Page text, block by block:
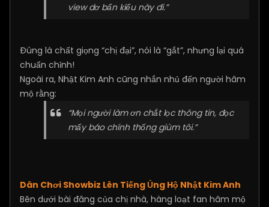
view dơ bẩn kiểu này đi.”
Đúng là chất giọng “chị đại”, nói là “gắt”, nhưng lại quá
chuẩn chỉnh!
Ngoài ra, Nhật Kim Anh cũng nhắn nhủ đến người hâm
mộ rằng:
“Mọi người làm ơn chắt lọc thông tin, đọc
mấy báo chính thống giùm tôi.”
Dân Chơi Showbiz Lên Tiếng Ủng Hộ Nhật Kim Anh
Bên dưới bài đăng của chị nhà, hàng loạt fan hâm mộ